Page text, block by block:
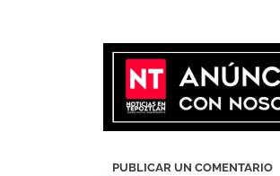
PUBLICAR UN COMENTARIO